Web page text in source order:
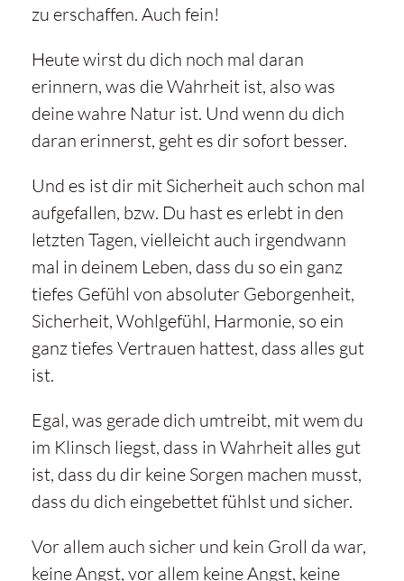
zu erschaffen. Auch fein!
Heute wirst du dich noch mal daran
erinnern, was die Wahrheit ist, also was
deine wahre Natur ist. Und wenn du dich
daran erinnerst, geht es dir sofort besser.
Und es ist dir mit Sicherheit auch schon mal
aufgefallen, bzw. Du hast es erlebt in den
letzten Tagen, vielleicht auch irgendwann
mal in deinem Leben, dass du so ein ganz
tiefes Gefühl von absoluter Geborgenheit,
Sicherheit, Wohlgefühl, Harmonie, so ein
ganz tiefes Vertrauen hattest, dass alles gut
ist.
Egal, was gerade dich umtreibt, mit wem du
im Klinsch liegst, dass in Wahrheit alles gut
ist, dass du dir keine Sorgen machen musst,
dass du dich eingebettet fühlst und sicher.
Vor allem auch sicher und kein Groll da war,
keine Angst, vor allem keine Angst, keine